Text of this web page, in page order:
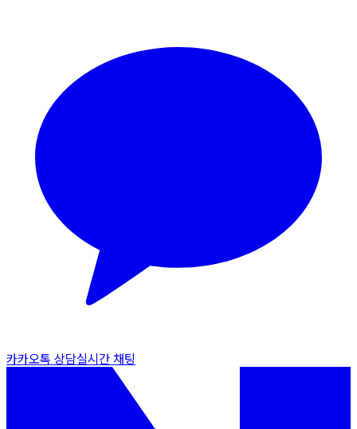
카카오톡 상담실시간 채팅